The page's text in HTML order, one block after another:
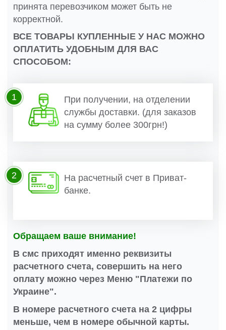
принята перевозчиком может быть не
корректной.
ВСЕ ТОВАРЫ КУПЛЕННЫЕ У НАС МОЖНО
ОПЛАТИТЬ УДОБНЫМ ДЛЯ ВАС
СПОСОБОМ:
При получении, на отделении
службы доставки. (для заказов
на сумму более 300грн!)
1
На расчетный счет в Приват-
банке.
2
Обращаем ваше внимание!
В смс приходят именно реквизиты
расчетного счета, совершить на него
оплату можно через Меню "Платежи по
Украине".
В номере расчетного счета на 2 цифры
меньше, чем в номере обычной карты.